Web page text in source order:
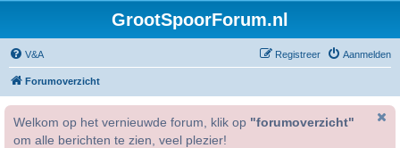
GrootSpoorForum.nl
V&A Aanmelden
Registreer
Forumoverzicht
Welkom op het vernieuwde forum, klik op "forumoverzicht"
om alle berichten te zien, veel plezier!